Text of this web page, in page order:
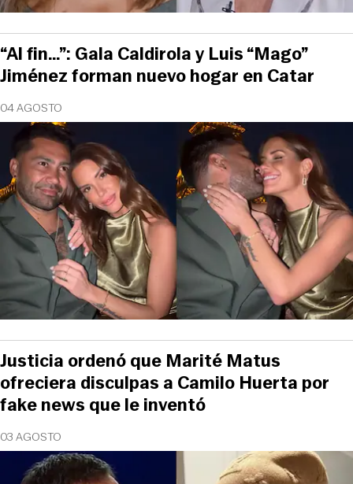
04 AGOSTO
“Al fin…”: Gala Caldirola y Luis “Mago”
Jiménez forman nuevo hogar en Catar
03 AGOSTO
Justicia ordenó que Marité Matus
ofreciera disculpas a Camilo Huerta por
fake news que le inventó